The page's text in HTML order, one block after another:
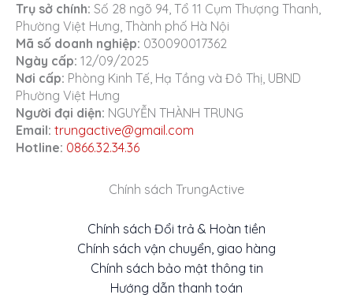
Trụ sở chính: Số 28 ngõ 94, Tổ 11 Cụm Thượng Thanh,
Phường Việt Hưng, Thành phố Hà Nội
Mã số doanh nghiệp: 030090017362
Ngày cấp: 12/09/2025
Nơi cấp: Phòng Kinh Tế, Hạ Tầng và Đô Thị, UBND
Phường Việt Hưng
Người đại diện: NGUYỄN THÀNH TRUNG
Email: trungactive@gmail.com
Hotline: 0866.32.34.36
Chính sách TrungActive
Chính sách Đổi trả & Hoàn tiền
Chính sách vận chuyển, giao hàng
Chính sách bảo mật thông tin
Hướng dẫn thanh toán